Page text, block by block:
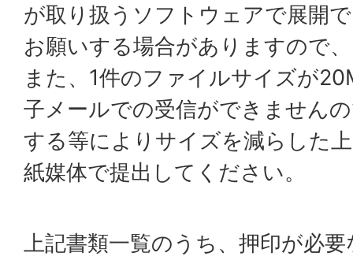
が取り扱うソフトウェアで展開
お願いする場合がありますので
また、1件のファイルサイズが
子メールでの受信ができません
する等によりサイズを減らした
紙媒体で提出してください。
上記書類一覧のうち、押印が必